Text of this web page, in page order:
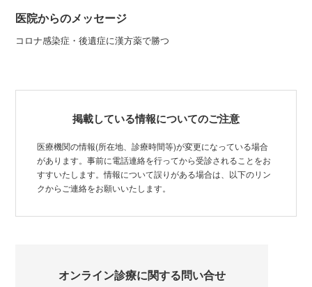
医院からのメッセージ
コロナ感染症・後遺症に漢方薬で勝つ
掲載している情報についてのご注意
医療機関の情報(所在地、診療時間等)が変更になっている場合
があります。事前に電話連絡を行ってから受診されることをお
すすいたします。情報について誤りがある場合は、以下のリン
クからご連絡をお願いいたします。
オンライン診療に関する問い合せ